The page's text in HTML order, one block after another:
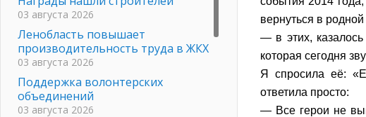
вернуться в
— в этих,
которая сегодня
Я спросила её:
ответила просто:
— Все герои не
03 августа 2026
Ленобласть повышает
производительность труда в ЖКХ
03 августа 2026
Поддержка волонтерских
объединений
03 августа 2026